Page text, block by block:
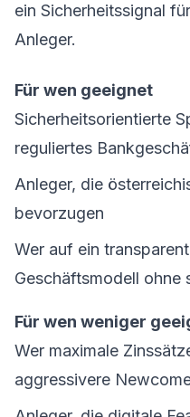
ein Sicherheitssignal
Anleger.
Für wen geeignet
Sicherheitsorientierte
reguliertes
Anleger, die
bevorzugen
Wer auf ein
Geschäftsmodell ohne
Für wen weniger
Wer maximale
aggressivere